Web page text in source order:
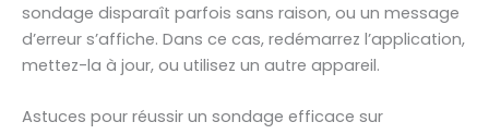
sondage disparaît parfois sans raison, ou un message
d’erreur s’affiche. Dans ce cas, redémarrez l’application,
mettez-la à jour, ou utilisez un autre appareil.
Astuces pour réussir un sondage efficace sur